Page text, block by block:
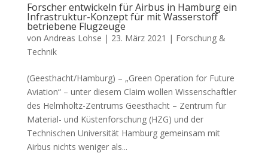
Forscher entwickeln für Airbus in Hamburg ein
Infrastruktur-Konzept für mit Wasserstoff
betriebene Flugzeuge
von Andreas Lohse | 23. März 2021 | Forschung &
Technik
(Geesthacht/Hamburg) – „Green Operation for Future
Aviation“ – unter diesem Claim wollen Wissenschaftler
des Helmholtz-Zentrums Geesthacht – Zentrum für
Material- und Küstenforschung (HZG) und der
Technischen Universität Hamburg gemeinsam mit
Airbus nichts weniger als...